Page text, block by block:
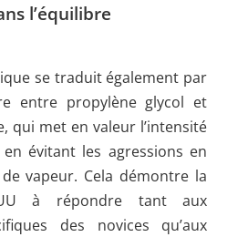
l’équilibre
se traduit également par
entre propylène glycol et
qui met en valeur l’intensité
évitant les agressions en
de vapeur. Cela démontre la
à répondre tant aux
des novices qu’aux